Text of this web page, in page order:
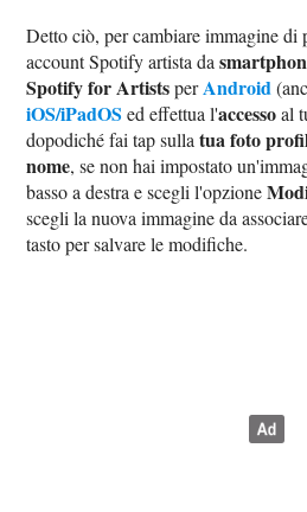
Detto ciò, per cambiare immagine di
account Spotify artista da
Spotify for ArtistsperAndroid
iOS/iPadOS ed effettua l'accessoal
dopodiché fai tap sullatua foto
nome, se non hai impostato
basso a destra e scegli l'opzione
scegli la nuova immagine da
tasto per salvare le modifiche.